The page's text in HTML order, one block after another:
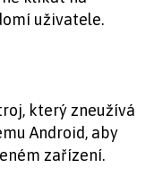
uživatele.
který zneužívá
Android, aby
zařízení.